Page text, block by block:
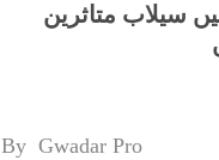
سیلاب متاثرین
By Gwadar Pro